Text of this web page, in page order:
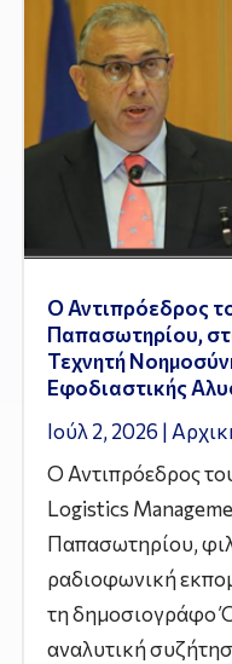
Ο Αντιπρόεδρος
Παπασωτηρίου,
Τεχνητή
Εφοδιαστικής
Ιούλ 2, 2026 |
Ο Αντιπρόεδρος
Logistics
Παπασωτηρίου,
ραδιοφωνική
τη δημοσιογράφο
αναλυτική